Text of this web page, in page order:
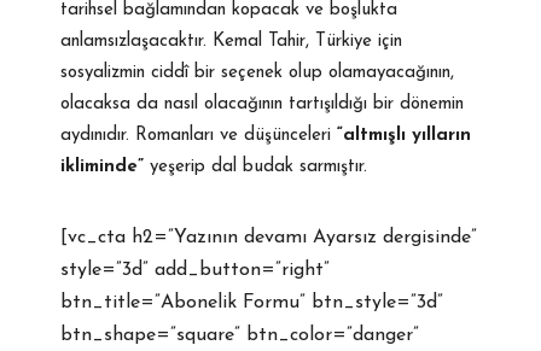
tarihsel bağlamından kopacak ve boşlukta
anlamsızlaşacaktır. Kemal Tahir, Türkiye için
sosyalizmin ciddî bir seçenek olup olamayacağının,
olacaksa da nasıl olacağının tartışıldığı bir dönemin
aydınıdır. Romanları ve düşünceleri
“altmışlı yılların
ikliminde” yeşerip dal budak sarmıştır.
[vc_cta h2=”Yazının devamı Ayarsız dergisinde”
style=”3d” add_button=”right”
btn_title=”Abonelik Formu” btn_style=”3d”
btn_shape=”square” btn_color=”danger”